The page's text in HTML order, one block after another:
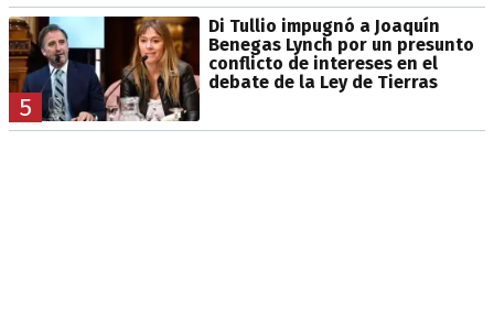
5
Di Tullio impugnó a Joaquín
Benegas Lynch por un presunto
conflicto de intereses en el
debate de la Ley de Tierras